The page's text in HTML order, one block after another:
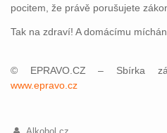
pocitem, že právě porušujete
Tak na zdraví! A domácímu
© EPRAVO.CZ – Sbírka
www.epravo.cz